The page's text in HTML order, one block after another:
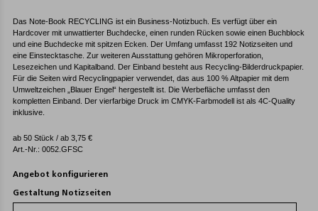
Das Note-Book RECYCLING ist ein Business-Notizbuch. Es verfügt über ein
Hardcover mit unwattierter Buchdecke, einen runden Rücken sowie einen Buchblock
und eine Buchdecke mit spitzen Ecken. Der Umfang umfasst 192 Notizseiten und
eine Einstecktasche. Zur weiteren Ausstattung gehören Mikroperforation,
Lesezeichen und Kapitalband. Der Einband besteht aus Recycling-Bilderdruckpapier.
Für die Seiten wird Recyclingpapier verwendet, das aus 100 % Altpapier mit dem
Umweltzeichen „Blauer Engel“ hergestellt ist. Die Werbefläche umfasst den
kompletten Einband. Der vierfarbige Druck im CMYK-Farbmodell ist als 4C-Quality
inklusive.
ab 50 Stück / ab 3,75 €
Art.-Nr.: 0052.GFSC
Angebot konfigurieren
Gestaltung Notizseiten